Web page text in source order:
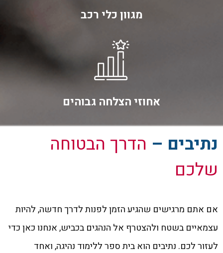
מגוון כלי רכב
אחוזי הצלחה גבוהים
נתיבים – הדרך הבטוחה
שלכם
אם אתם מרגישים שהגיע הזמן לפנות לדרך חדשה, להיות
עצמאיים בשטח ולהצטרף אל הנהגים בכביש, אנחנו כאן כדי
לעזור לכם. נתיבים הוא בית ספר ללימוד נהיגה, ואחד